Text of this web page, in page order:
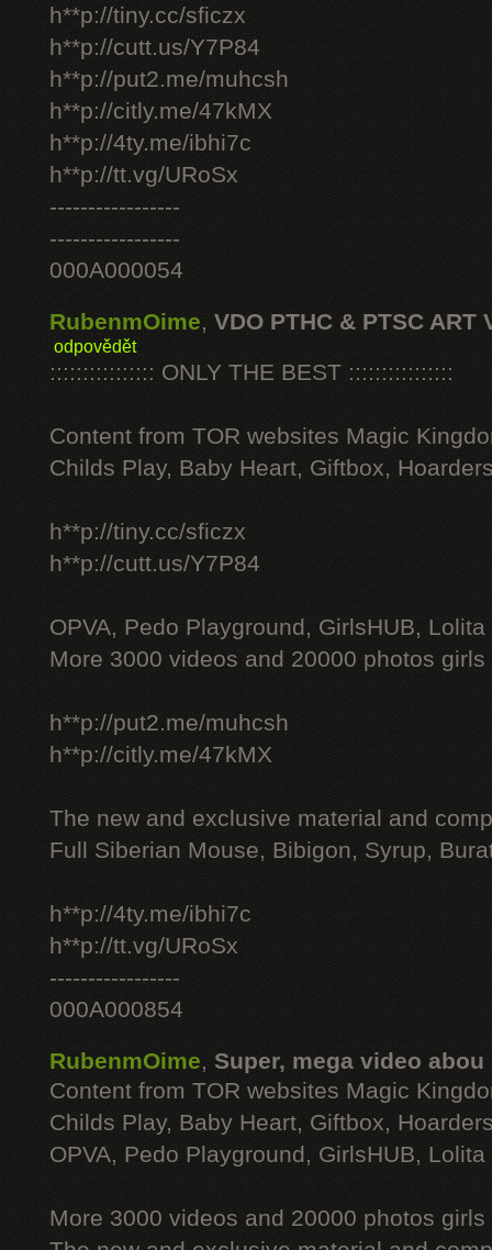
h**p://tiny.cc/sficzx
h**p://cutt.us/Y7P84
h**p://put2.me/muhcsh
h**p://citly.me/47kMX
h**p://4ty.me/ibhi7c
h**p://tt.vg/URoSx
-----------------
-----------------
000A000054
RubenmOime, VDO PTHC & PTSC ART
odpovědět
:::::::::::::::: ONLY THE BEST ::::::::::::::::
Content from TOR websites Magic
Childs Play, Baby Heart, Giftbox,
h**p://tiny.cc/sficzx
h**p://cutt.us/Y7P84
OPVA, Pedo Playground, GirlsHUB, Lolita
More 3000 videos and 20000 photos
h**p://put2.me/muhcsh
h**p://citly.me/47kMX
The new and exclusive material and
Full Siberian Mouse, Bibigon, Syrup,
h**p://4ty.me/ibhi7c
h**p://tt.vg/URoSx
-----------------
000A000854
RubenmOime, Super, mega video abou
Content from TOR websites Magic
Childs Play, Baby Heart, Giftbox,
OPVA, Pedo Playground, GirlsHUB, Lolita
More 3000 videos and 20000 photos